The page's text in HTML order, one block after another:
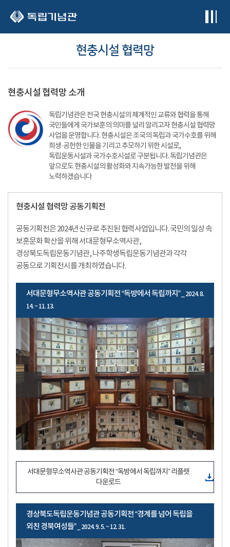
현충시설 협력망
현충시설 협력망 소개
독립기념관은 전국 현충시설의 체계적인 교류와 협력을 통해
국민들에게 국가보훈의 의미를 널리 알리고자 현충시설 협력망
사업을 운영합니다. 현충시설은 조국의 독립과 국가수호를 위해
희생·공헌한 인물을 기리고 추모하기 위한 시설로,
독립운동시설과 국가수호시설로 구분됩니다. 독립기념관은
앞으로도 현충시설의 활성화와 지속가능한 발전을 위해
노력하겠습니다
현충시설 협력망 공동기획전
공동기획전은 2024년 신규로 추진된 협력사업입니다. 국민의 일상 속
보훈문화 확산을 위해 서대문형무소역사관,
경상북도독립운동기념관, 나주학생독립운동기념관과 각각
공동으로 기획전시를 개최하였습니다.
서대문형무소역사관 공동기획전 “독방에서 독립까지”_ 2024. 8.
14. ~ 11. 13.
서대문형무소역사관 공동기획전 “독방에서 독립까지” 리플렛
다운로드
경상북도독립운동기념관 공동기획전 “경계를 넘어 독립을
외친 경북여성들” _ 2024. 9. 5. ~ 12. 31.